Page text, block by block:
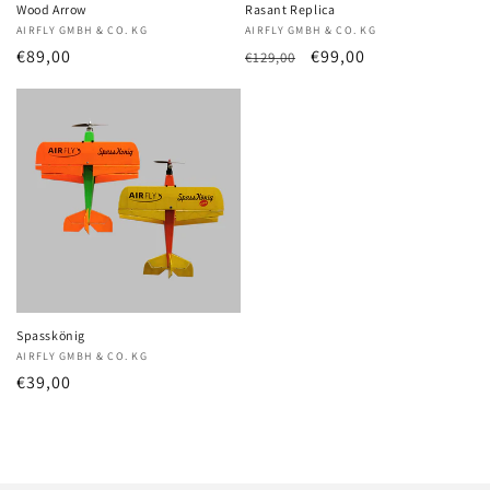
Wood Arrow
Anbieter:
AIRFLY GMBH & CO. KG
Normaler
€89,00
Rasant Replica
Anbieter:
AIRFLY GMBH & CO. KG
Normaler
€129,00 Verkaufspreis
€99,00
Spasskönig
Anbieter:
AIRFLY GMBH & CO. KG
Normaler
€39,00